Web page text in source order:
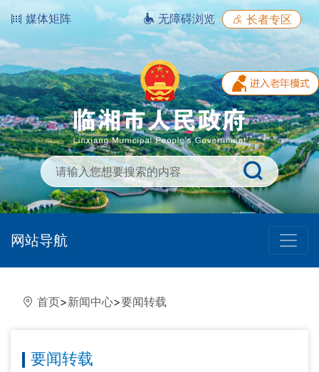
媒体矩阵 无障碍浏览 长者专区
网站导航
首页>新闻中心>要闻转载
要闻转载